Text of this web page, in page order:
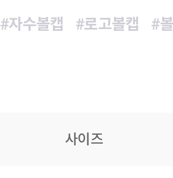
#자수볼캡 #로고볼캡
#
사이즈